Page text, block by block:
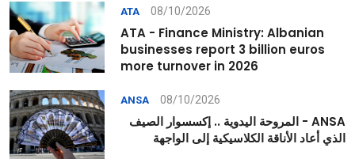
ATA 08/10/2026
ATA - Finance Ministry: Albanian
businesses report 3 billion euros
more turnover in 2026
ANSA 08/10/2026
ANSA - المروحة اليدوية .. إكسسوار الصيف
الذي أعاد الأناقة الكلاسيكية إلى الواجهة